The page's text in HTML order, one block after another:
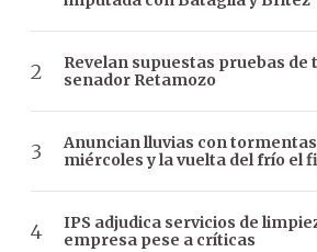
Revelan supuestas pruebas de
senador Retamozo
Anuncian lluvias con
miércoles y la vuelta del frío el
IPS adjudica servicios de
empresa pese a críticas